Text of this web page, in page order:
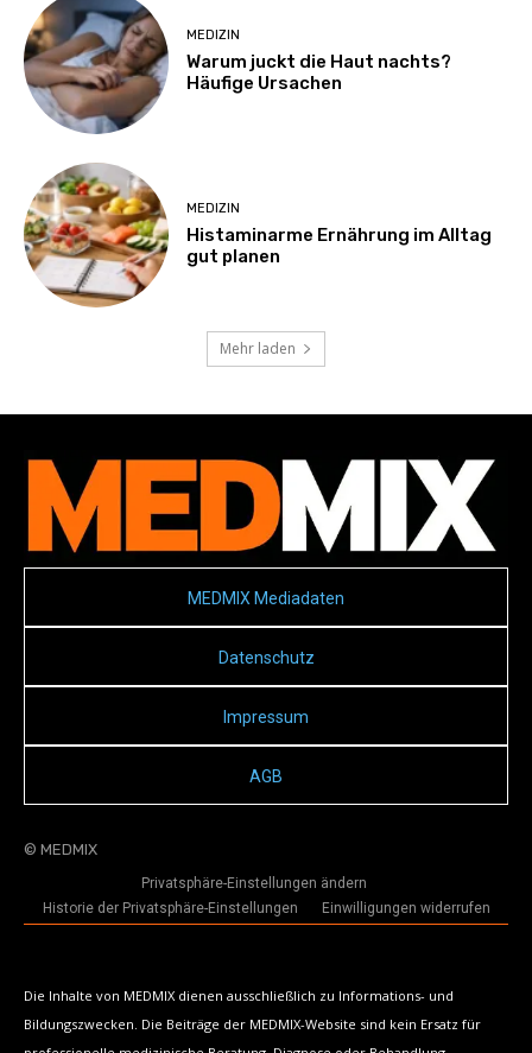
MEDIZIN
Warum juckt die Haut nachts?
Häufige Ursachen
MEDIZIN
Histaminarme Ernährung im Alltag
gut planen
Mehr laden
MEDMIX Mediadaten
Datenschutz
Impressum
AGB
© MEDMIX
Privatsphäre-Einstellungen ändern
Historie der Privatsphäre-Einstellungen
Einwilligungen widerrufen
Die Inhalte von MEDMIX dienen ausschließlich zu Informations- und
Bildungszwecken. Die Beiträge der MEDMIX-Website sind kein Ersatz für